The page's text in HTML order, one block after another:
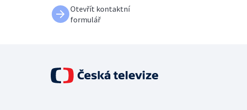
Otevřít kontaktní
formulář